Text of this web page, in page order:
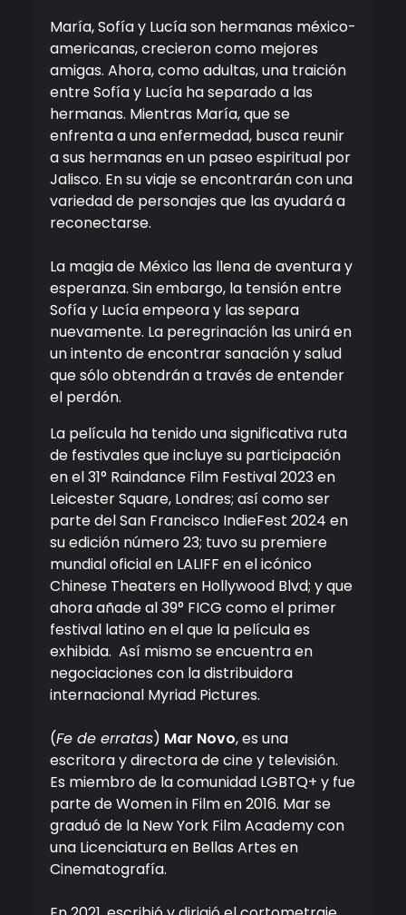
María, Sofía y Lucía son hermanas méxico-
americanas, crecieron como mejores
amigas. Ahora, como adultas, una traición
entre Sofía y Lucía ha separado a las
hermanas. Mientras María, que se
enfrenta a una enfermedad, busca reunir
a sus hermanas en un paseo espiritual por
Jalisco. En su viaje se encontrarán con una
variedad de personajes que las ayudará a
reconectarse.
La magia de México las llena de aventura y
esperanza. Sin embargo, la tensión entre
Sofía y Lucía empeora y las separa
nuevamente. La peregrinación las unirá en
un intento de encontrar sanación y salud
que sólo obtendrán a través de entender
el perdón.
La película ha tenido una significativa ruta
de festivales que incluye su participación
en el 31° Raindance Film Festival 2023 en
Leicester Square, Londres; así como ser
parte del San Francisco IndieFest 2024 en
su edición número 23; tuvo su premiere
mundial oficial en LALIFF en el icónico
Chinese Theaters en Hollywood Blvd; y que
ahora añade al 39° FICG como el primer
festival latino en el que la película es
exhibida. Así mismo se encuentra en
negociaciones con la distribuidora
internacional Myriad Pictures.
(Fe de erratas) Mar Novo, es una
escritora y directora de cine y televisión.
Es miembro de la comunidad LGBTQ+ y fue
parte de Women in Film en 2016. Mar se
graduó de la New York Film Academy con
una Licenciatura en Bellas Artes en
Cinematografía.